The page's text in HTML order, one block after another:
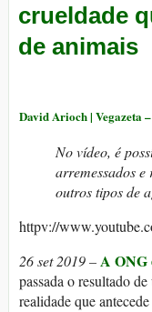
crueldade
de animais
David Arioch | Vegazeta
No vídeo, é
arremessados e
outros tipos de
httpv://
26 set 2019 –A ONG
passada o resultado
realidade que